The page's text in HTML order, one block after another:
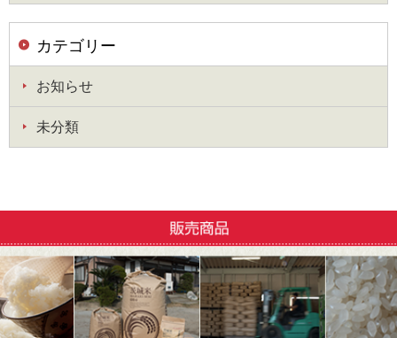
カテゴリー
お知らせ
未分類